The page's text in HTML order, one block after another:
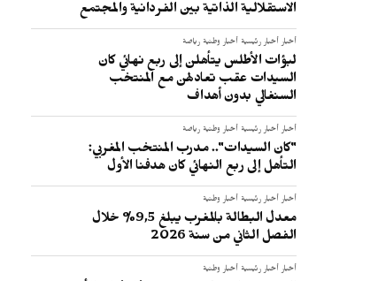
الاستقلالية الذاتية بين الفردانية والمجتمع
أخبار أخبار رئيسية أخبار وطنية رياضة
لبؤات الأطلس يتأهلن إلى ربع نهائي كان
السيدات عقب تعادلهن مع المنتخب
السنغالي بدون أهداف
أخبار أخبار رئيسية أخبار وطنية رياضة
"كان السيدات".. مدرب المنتخب المغربي:
التأهل إلى ربع النهائي كان هدفنا الأول
أخبار أخبار رئيسية أخبار وطنية
معدل البطالة بالمغرب يبلغ 9,5% خلال
الفصل الثاني من سنة 2026
أخبار أخبار رئيسية أخبار وطنية